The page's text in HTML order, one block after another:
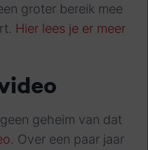
groter bereik mee
Hier lees je er meer
geheim van dat
. Over een paar jaar